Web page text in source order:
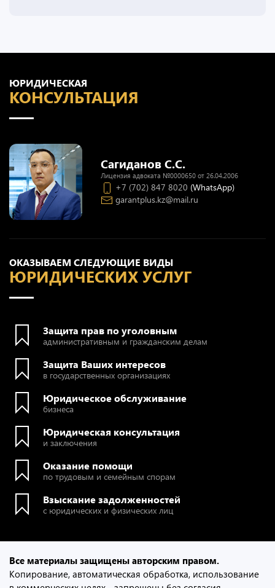
ОКАЗЫВАЕМ СЛЕДУЮЩИЕ ВИДЫ
ЮРИДИЧЕСКИХ УСЛУГ
Защита прав по уголовным
административным и гражданским делам
Защита Ваших интересов
в государственных организациях
Юридическое обслуживание
бизнеса
Юридическая консультация
и заключения
Оказание помощи
по трудовым и семейным спорам
Взыскание задолженностей
с юридических и физических лиц
ЮРИДИЧЕСКАЯ
КОНСУЛЬТАЦИЯ
Сагиданов С.С.
Лицензия адвоката №0000650 от 26.04.2006
+7 (702) 847 8020 (WhatsApp)
garantplus.kz@mail.ru
Все материалы защищены авторским правом.
Копирование, автоматическая обработка, использование